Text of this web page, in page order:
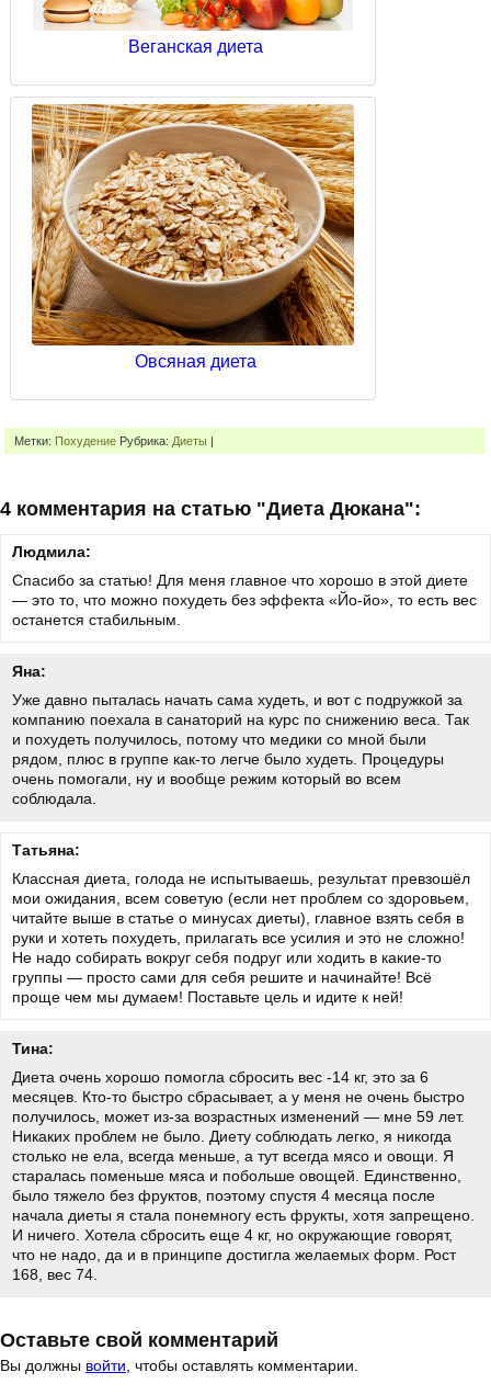
Веганская диета
Овсяная диета
Метки: Похудение Рубрика: Диеты
4 комментария на статью "Диета Дюкана":
Людмила:
Спасибо за статью! Для меня главное что хорошо в этой диете
— это то, что можно похудеть без эффекта «Йо-йо», то есть вес
останется стабильным.
Яна:
Уже давно пыталась начать сама худеть, и вот с подружкой за
компанию поехала в санаторий на курс по снижению веса. Так
и похудеть получилось, потому что медики со мной были
рядом, плюс в группе как-то легче было худеть. Процедуры
очень помогали, ну и вообще режим который во всем
соблюдала.
Татьяна:
Классная диета, голода не испытываешь, результат превзошёл
мои ожидания, всем советую (если нет проблем со здоровьем,
читайте выше в статье о минусах диеты), главное взять себя в
руки и хотеть похудеть, прилагать все усилия и это не сложно!
Не надо собирать вокруг себя подруг или ходить в какие-то
группы — просто сами для себя решите и начинайте! Всё
проще чем мы думаем! Поставьте цель и идите к ней!
Тина:
Диета очень хорошо помогла сбросить вес -14 кг, это за 6
месяцев. Кто-то быстро сбрасывает, а у меня не очень быстро
получилось, может из-за возрастных изменений — мне 59 лет.
Никаких проблем не было. Диету соблюдать легко, я никогда
столько не ела, всегда меньше, а тут всегда мясо и овощи. Я
старалась поменьше мяса и побольше овощей. Единственно,
было тяжело без фруктов, поэтому спустя 4 месяца после
начала диеты я стала понемногу есть фрукты, хотя запрещено.
И ничего. Хотела сбросить еще 4 кг, но окружающие говорят,
что не надо, да и в принципе достигла желаемых форм. Рост
168, вес 74.
Оставьте свой комментарий
Вы должны войти, чтобы оставлять комментарии.